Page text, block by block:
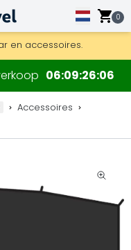
0
kaarten en
en accessoires.
06 09 26 05
Accessoires